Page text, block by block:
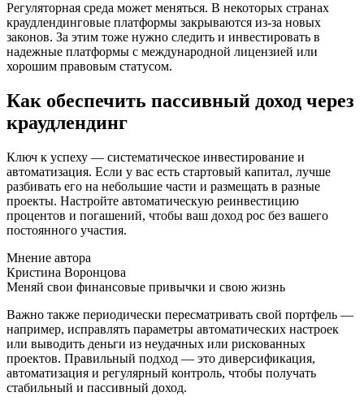
Регуляторная среда может меняться. В некоторых странах
краудлендинговые платформы закрываются из-за новых
законов. За этим тоже нужно следить и инвестировать в
надежные платформы с международной лицензией или
хорошим правовым статусом.
Как обеспечить пассивный доход через
краудлендинг
Ключ к успеху — систематическое инвестирование и
автоматизация. Если у вас есть стартовый капитал, лучше
разбивать его на небольшие части и размещать в разные
проекты. Настройте автоматическую реинвестицию
процентов и погашений, чтобы ваш доход рос без вашего
постоянного участия.
Мнение автора
Кристина Воронцова
Меняй свои финансовые привычки и свою жизнь
Важно также периодически пересматривать свой портфель —
например, исправлять параметры автоматических настроек
или выводить деньги из неудачных или рискованных
проектов. Правильный подход — это диверсификация,
автоматизация и регулярный контроль, чтобы получать
стабильный и пассивный доход.